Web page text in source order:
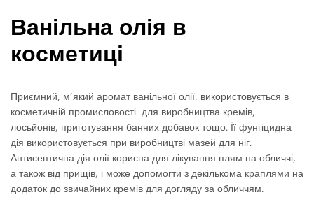
Ванільна олія в
косметиці
Приємний, м’який аромат ванільної олії, використовується в
косметичній промисловості для виробництва кремів,
лосьйонів, приготування банних добавок тощо. Її фунгіцидна
дія використовується при виробництві мазей для ніг.
Антисептична дія олії корисна для лікування плям на обличчі,
а також від прищів, і може допомогти з декількома краплями на
додаток до звичайних кремів для догляду за обличчям.